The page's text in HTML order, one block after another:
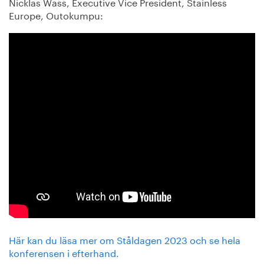
Europe, Outokumpu:
Här kan du läsa mer om Ståldagen 2023 och se hela
konferensen i efterhand.